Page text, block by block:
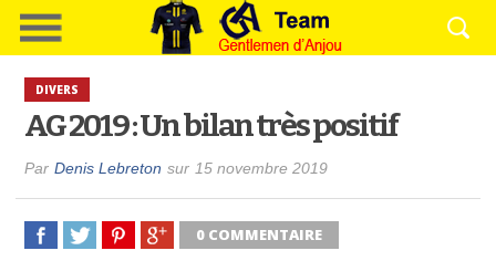
DIVERS
AG 2019 : Un bilan très positif
Par Denis Lebreton sur 15 novembre 2019
0 COMMENTAIRE